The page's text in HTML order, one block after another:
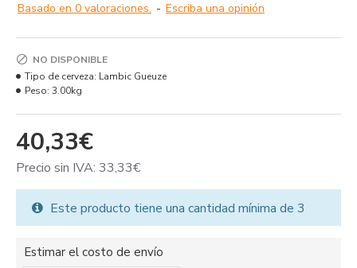
Basado en 0 valoraciones. - Escriba una opinión
40,33€
Precio sin IVA: 33,33€
NO DISPONIBLE
Tipo de cerveza: Lambic Gueuze
Peso: 3.00kg
Este producto tiene una cantidad mínima de 3
Estimar el costo de envío